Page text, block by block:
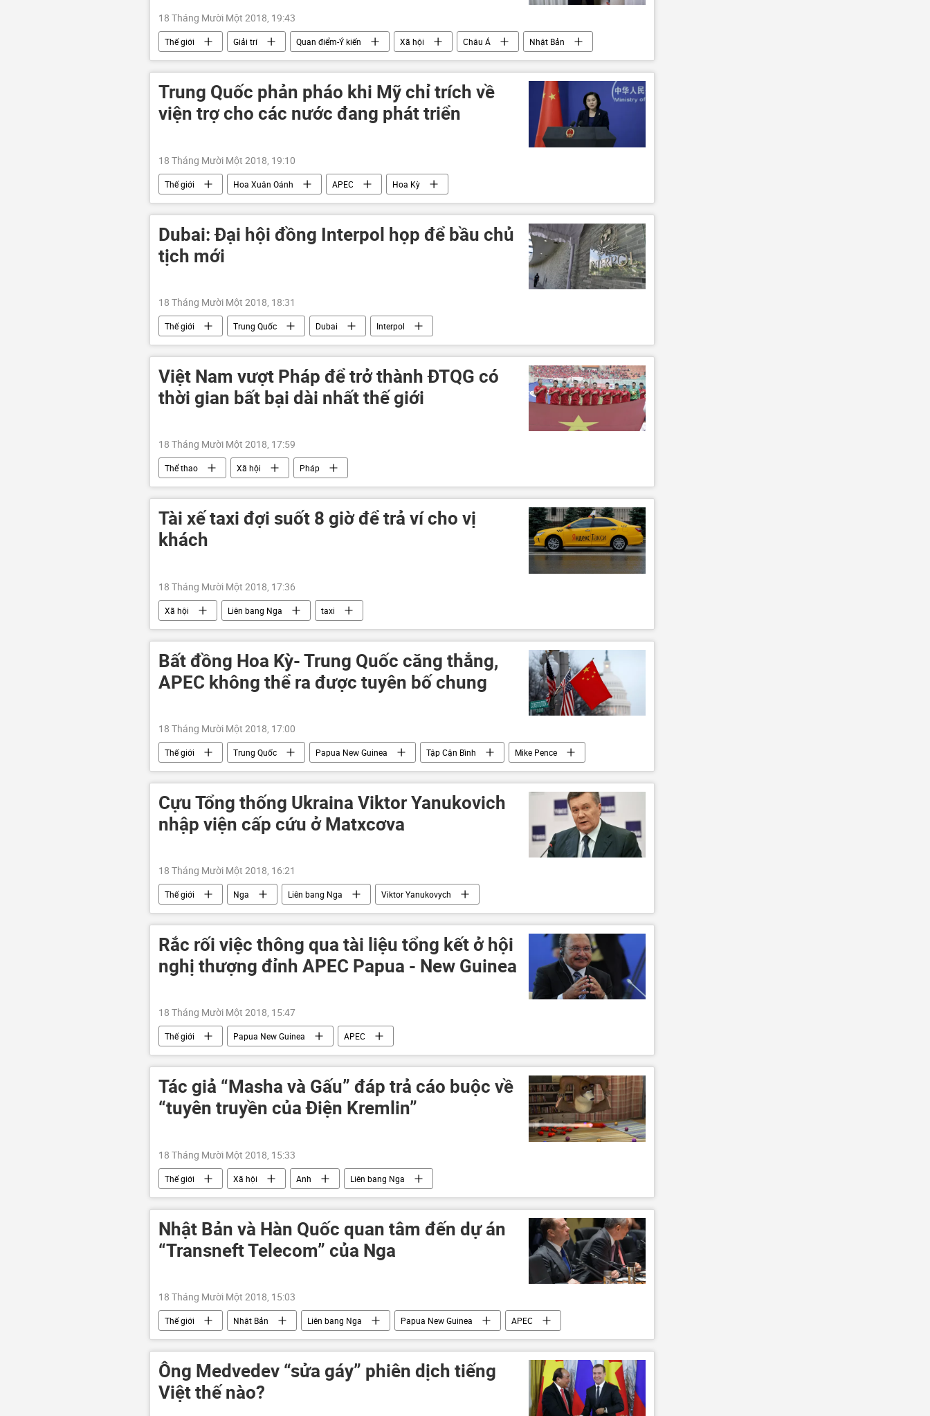
18 Tháng Mười Một 2018, 19:43
Thế giới Giải trí Quan điểm-Ý kiến Xã hội Châu Á Nhật Bản
Trung Quốc phản pháo khi Mỹ chỉ trích về
viện trợ cho các nước đang phát triển
18 Tháng Mười Một 2018, 19:10
Thế giới Hoa Xuân Oánh APEC Hoa Kỳ
Dubai: Đại hội đồng Interpol họp để bầu chủ
tịch mới
18 Tháng Mười Một 2018, 18:31
Thế giới Trung Quốc Dubai Interpol
Việt Nam vượt Pháp để trở thành ĐTQG có
thời gian bất bại dài nhất thế giới
18 Tháng Mười Một 2018, 17:59
Thể thao Xã hội Pháp
Tài xế taxi đợi suốt 8 giờ để trả ví cho vị
khách
18 Tháng Mười Một 2018, 17:36
Xã hội Liên bang Nga taxi
Bất đồng Hoa Kỳ- Trung Quốc căng thẳng,
APEC không thể ra được tuyên bố chung
18 Tháng Mười Một 2018, 17:00
Thế giới Trung Quốc Papua New Guinea Tập Cận Bình
Mike Pence
APEC
WTO Hoa Kỳ
Cựu Tổng thống Ukraina Viktor Yanukovich
nhập viện cấp cứu ở Matxcơva
18 Tháng Mười Một 2018, 16:21
Thế giới Nga Liên bang Nga Viktor Yanukovych
Rắc rối việc thông qua tài liệu tổng kết ở hội
nghị thượng đỉnh APEC Papua - New Guinea
18 Tháng Mười Một 2018, 15:47
Thế giới Papua New Guinea APEC
Tác giả “Masha và Gấu” đáp trả cáo buộc về
“tuyên truyền của Điện Kremlin”
18 Tháng Mười Một 2018, 15:33
Thế giới Xã hội Anh Liên bang Nga
Nhật Bản và Hàn Quốc quan tâm đến dự án
“Transneft Telecom” của Nga
18 Tháng Mười Một 2018, 15:03
Thế giới Nhật Bản Liên bang Nga Papua New Guinea
APEC
Hàn Quốc
Ông Medvedev “sửa gáy” phiên dịch tiếng
Việt thế nào?